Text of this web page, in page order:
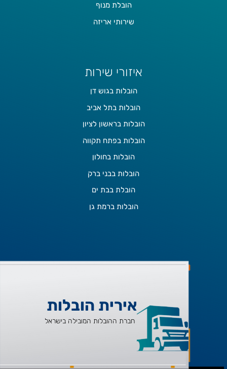
הובלת מנוף
שירותי אריזה
איזורי שירות
הובלות בגוש דן
הובלות בתל אביב
הובלות בראשון לציון
הובלות בפתח תקווה
הובלות בחולון
הובלות בבני ברק
הובלת בבת ים
הובלות ברמת גן
אירית הובלות
חברת ההובלות המובילה בישראל